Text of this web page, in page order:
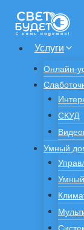
Услуги
Онлайн-
СКУД
Умный